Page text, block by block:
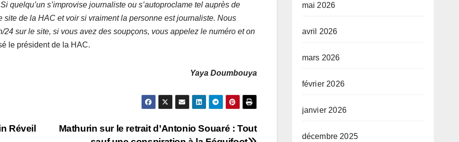
Si quelqu’un s’improvise journaliste ou s’autoproclame tel auprès de
site de la HAC et voir si vraiment la personne est journaliste. Nous
sur le site, si vous avez des soupçons, vous appelez le numéro et on
le président de la HAC.
Yaya Doumbouya
Mathurin sur le retrait d’Antonio Souaré : Tout
Réveil
mai 2026
avril 2026
mars 2026
février 2026
janvier 2026
décembre 2025